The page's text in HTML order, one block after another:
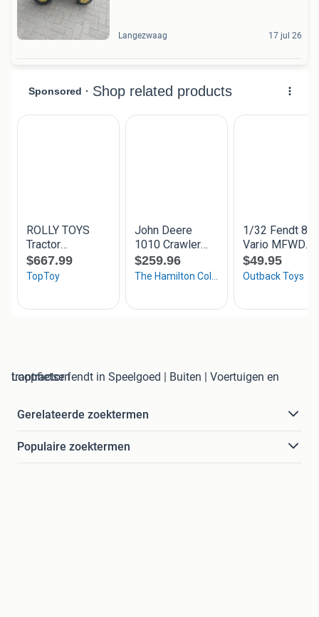
Langezwaag 17 jul 26
traptractor fendt in Speelgoed | Buiten | Voertuigen en Loopfietsen
Gerelateerde zoektermen
Populaire zoektermen